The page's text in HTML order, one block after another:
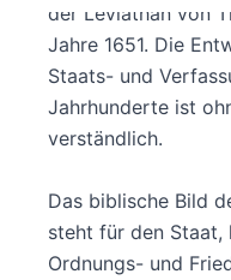
der Leviathan von
Jahre 1651. Die
Staats- und
Jahrhunderte ist
verständlich.
Das biblische Bild
steht für den
Ordnungs- und